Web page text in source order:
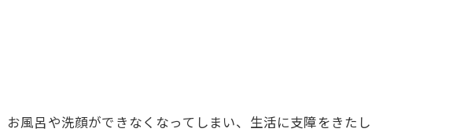
風呂や洗顔ができなくなってしまい、生活に支障をきたし